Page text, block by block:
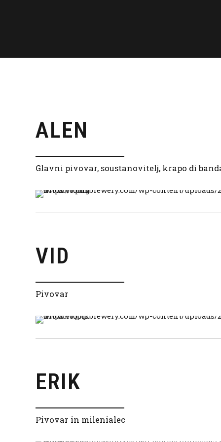
ALEN
Glavni pivovar, soustanovitelj, krapo di
VID
Pivovar
ERIK
Pivovar in milenialec